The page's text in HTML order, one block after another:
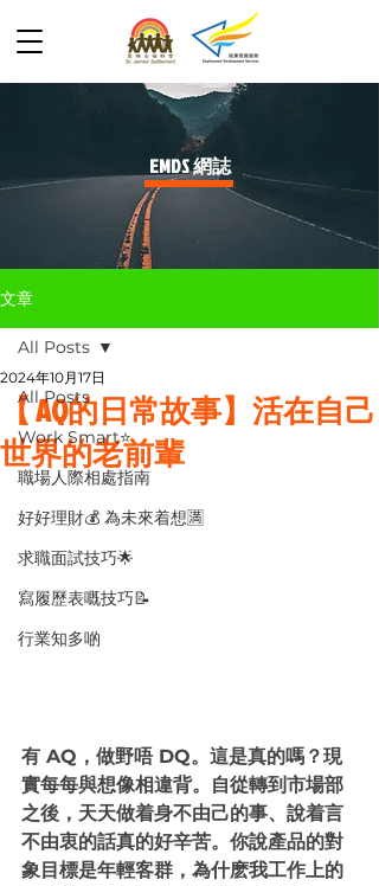
​EMDS 網誌
文章
All Posts
Work Smart⭐️
職場人際相處指南
好好理財💰 為未來着想🈵
求職面試技巧🌟
寫履歷表嘅技巧📝
行業知多啲
All Posts
【 AQ的日常故事】活在自己
世界的老前輩
2024年10月17日
有 AQ，做野唔 DQ。這是真的嗎？現
實每每與想像相違背。自從轉到市場部
之後，天天做着身不由己的事、說着言
不由衷的話真的好辛苦。你說產品的對
象目標是年輕客群，為什麽我工作上的